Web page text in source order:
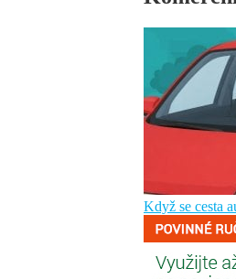
Když se cesta